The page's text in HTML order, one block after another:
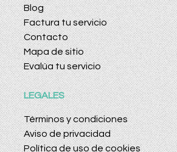
Blog
Factura tu servicio
Contacto
Mapa de sitio
Evalúa tu servicio
LEGALES
Términos y condiciones
Aviso de privacidad
Política de uso de cookies